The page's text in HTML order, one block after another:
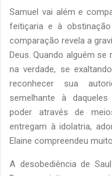
Samuel vai além e
feitiçaria e à
comparação revela a
Deus. Quando alguém
na verdade, se
reconhecer sua
semelhante à
poder através de
entregam à idolatria,
Elaine compreendeu
A desobediência de